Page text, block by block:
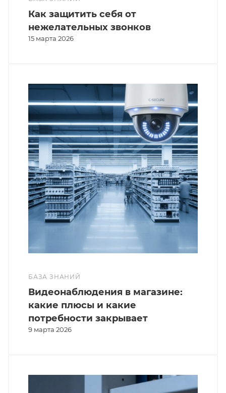
15 марта 2026
Как защитить себя от
нежелательных звонков
БАЗА ЗНАНИЙ
9 марта 2026
Видеонаблюдения в магазине:
какие плюсы и какие
потребности закрывает